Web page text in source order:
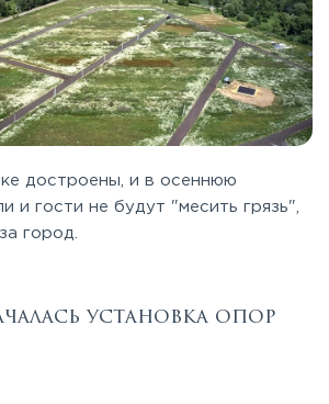
достроены, и в осеннюю
и гости не будут "месить грязь",
город.
установка опор